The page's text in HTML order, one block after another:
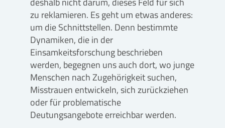
zu reklamieren. Es geht um etwas anderes:
um die Schnittstellen. Denn bestimmte
Dynamiken, die in der
Einsamkeitsforschung beschrieben
werden, begegnen uns auch dort, wo junge
Menschen nach Zugehörigkeit suchen,
Misstrauen entwickeln, sich zurückziehen
oder für problematische
Deutungsangebote erreichbar werden.